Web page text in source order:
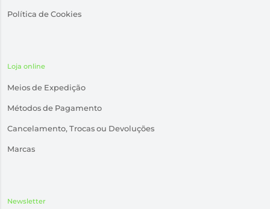
Política de Cookies
Loja online
Meios de Expedição
Métodos de Pagamento
Cancelamento, Trocas ou Devoluções
Marcas
Newsletter